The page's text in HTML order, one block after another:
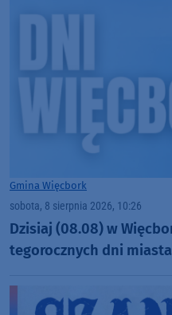
Gmina Więcbork
sobota, 8 sierpnia 2026, 10:26
Dzisiaj (08.08) w
tegorocznych dni